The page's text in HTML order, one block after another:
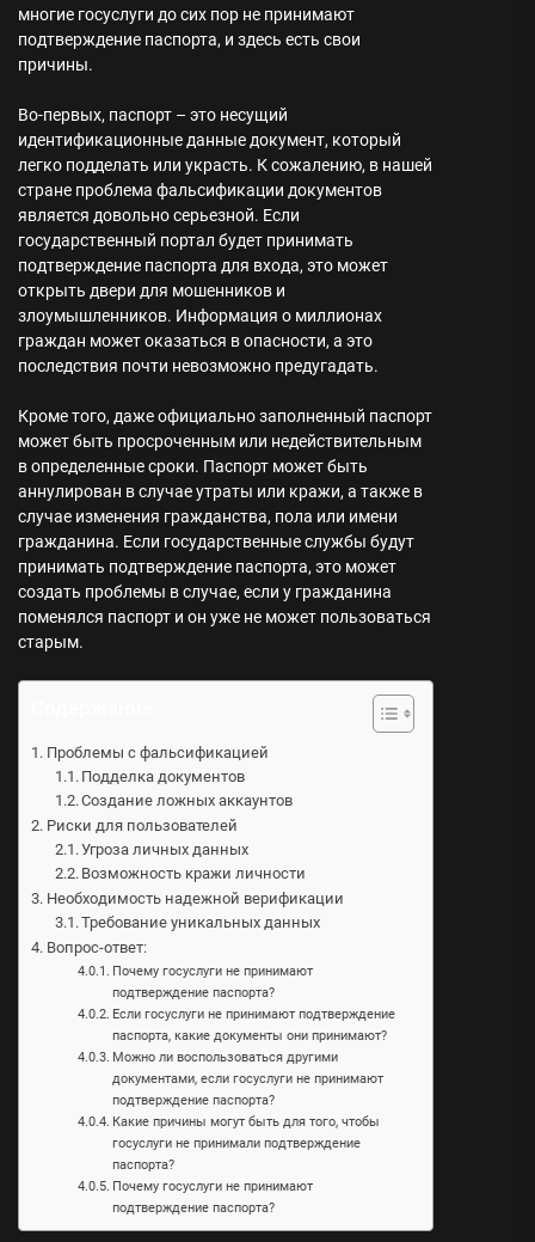
многие госуслуги до сих пор не принимают
подтверждение паспорта, и здесь есть свои
причины.
Во-первых, паспорт – это несущий
идентификационные данные документ, который
легко подделать или украсть. К сожалению, в нашей
стране проблема фальсификации документов
является довольно серьезной. Если
государственный портал будет принимать
подтверждение паспорта для входа, это может
открыть двери для мошенников и
злоумышленников. Информация о миллионах
граждан может оказаться в опасности, а это
последствия почти невозможно предугадать.
Кроме того, даже официально заполненный паспорт
может быть просроченным или недействительным
в определенные сроки. Паспорт может быть
аннулирован в случае утраты или кражи, а также в
случае изменения гражданства, пола или имени
гражданина. Если государственные службы будут
принимать подтверждение паспорта, это может
создать проблемы в случае, если у гражданина
поменялся паспорт и он уже не может пользоваться
старым.
Проблемы с фальсификацией
Подделка документов
Создание ложных аккаунтов
Риски для пользователей
Угроза личных данных
Возможность кражи личности
Необходимость надежной верификации
Требование уникальных данных
Вопрос-ответ:
Почему госуслуги не принимают
подтверждение паспорта?
Если госуслуги не принимают подтверждение
паспорта, какие документы они принимают?
Можно ли воспользоваться другими
документами, если госуслуги не принимают
подтверждение паспорта?
Какие причины могут быть для того, чтобы
госуслуги не принимали подтверждение
паспорта?
Почему госуслуги не принимают
подтверждение паспорта?